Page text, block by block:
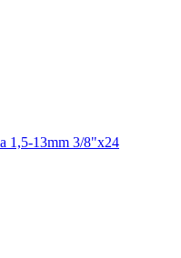
1,5-13mm 3/8"x24